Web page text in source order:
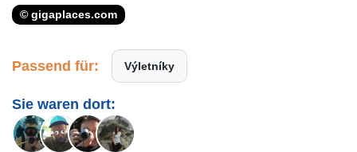
© gigaplaces.com
Passend für: Výletníky
Sie waren dort: